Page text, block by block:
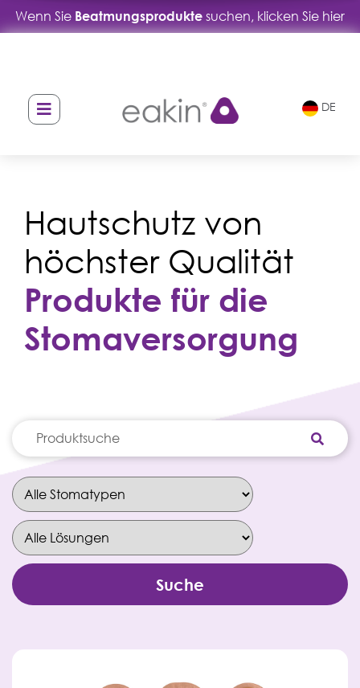
Wenn Sie Beatmungsprodukte suchen, klicken Sie hier
navigation
content
DE
Hautschutz von
höchster Qualität
Produkte für die
Stomaversorgung
Suche
nach: